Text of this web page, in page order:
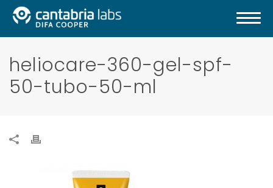
heliocare-360-gel-spf-
50-tubo-50-ml